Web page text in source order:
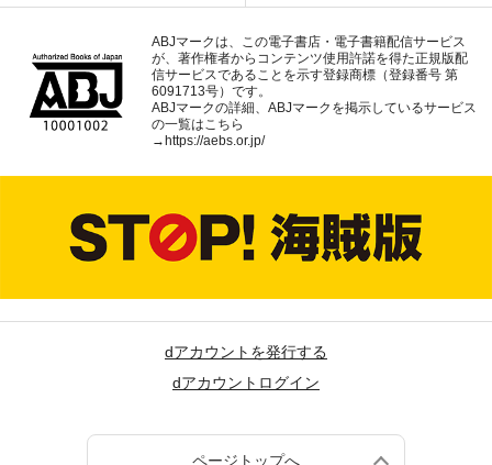
ABJマークは、この電子書店・電子書籍配信サービス
が、著作権者からコンテンツ使用許諾を得た正規版配
信サービスであることを示す登録商標（登録番号 第
6091713号）です。
ABJマークの詳細、ABJマークを掲示しているサービス
の一覧はこちら
→ https://aebs.or.jp/
dアカウントを発行する
dアカウントログイン
ページトップへ